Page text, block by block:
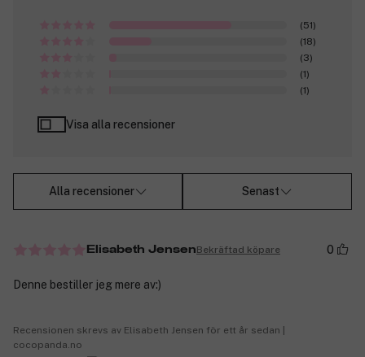
(51)
(18)
(3)
(1)
(1)
Visa alla recensioner
Alla recensioner Senast
Elisabeth JensenBekräftad köpare 0
Denne bestiller jeg mere av:)
Recensionen skrevs av Elisabeth Jensen för ett år sedan |
cocopanda.no